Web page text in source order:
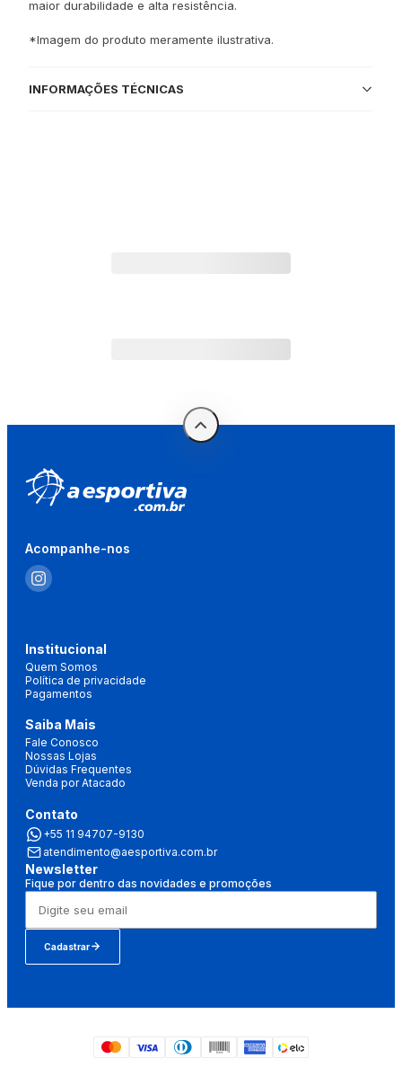
maior durabilidade e alta resistência.
*Imagem do produto meramente ilustrativa.
INFORMAÇÕES TÉCNICAS
Acompanhe-nos
Institucional
Quem Somos
Política de privacidade
Pagamentos
Saiba Mais
Fale Conosco
Nossas Lojas
Dúvidas Frequentes
Venda por Atacado
Contato
+55 11 94707-9130
atendimento@aesportiva.com.br
Newsletter
Fique por dentro das novidades e promoções
Cadastrar